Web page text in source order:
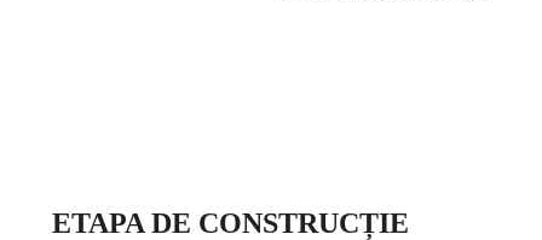
ETAPA DE CONSTRUCȚIE